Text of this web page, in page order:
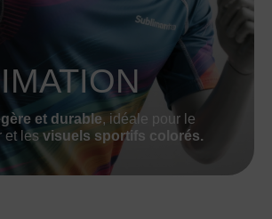
et durable, idéale pour le
et les visuels sportifs colorés.